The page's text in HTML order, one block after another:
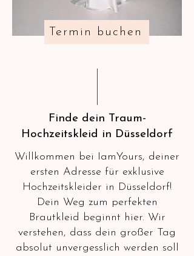
Termin buchen
Finde dein Traum-
Hochzeitskleid in Düsseldorf
Willkommen bei IamYours, deiner
ersten Adresse für exklusive
Hochzeitskleider in Düsseldorf!
Dein Weg zum perfekten
Brautkleid beginnt hier. Wir
verstehen, dass dein großer Tag
absolut unvergesslich werden soll